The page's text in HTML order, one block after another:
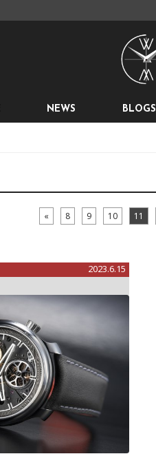
NEWS BLOGS
« 8 9 10 11
2023.6.15